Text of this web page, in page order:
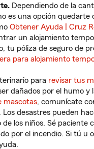
Dependiendo de la
es una opción quedarte
Obtener Ayuda | Cruz
un alojamiento
tu póliza de seguro de
para alojamiento
para revisar tus
dañados por el humo y
mascotas, comunícate
. Los desastres pueden
los niños. Sé paciente
por el incendio. Si tú u